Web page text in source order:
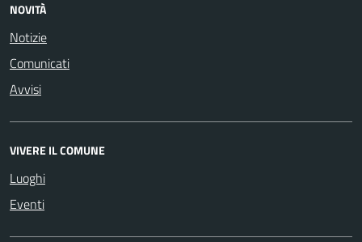
NOVITÀ
Notizie
Comunicati
Avvisi
VIVERE IL COMUNE
Luoghi
Eventi